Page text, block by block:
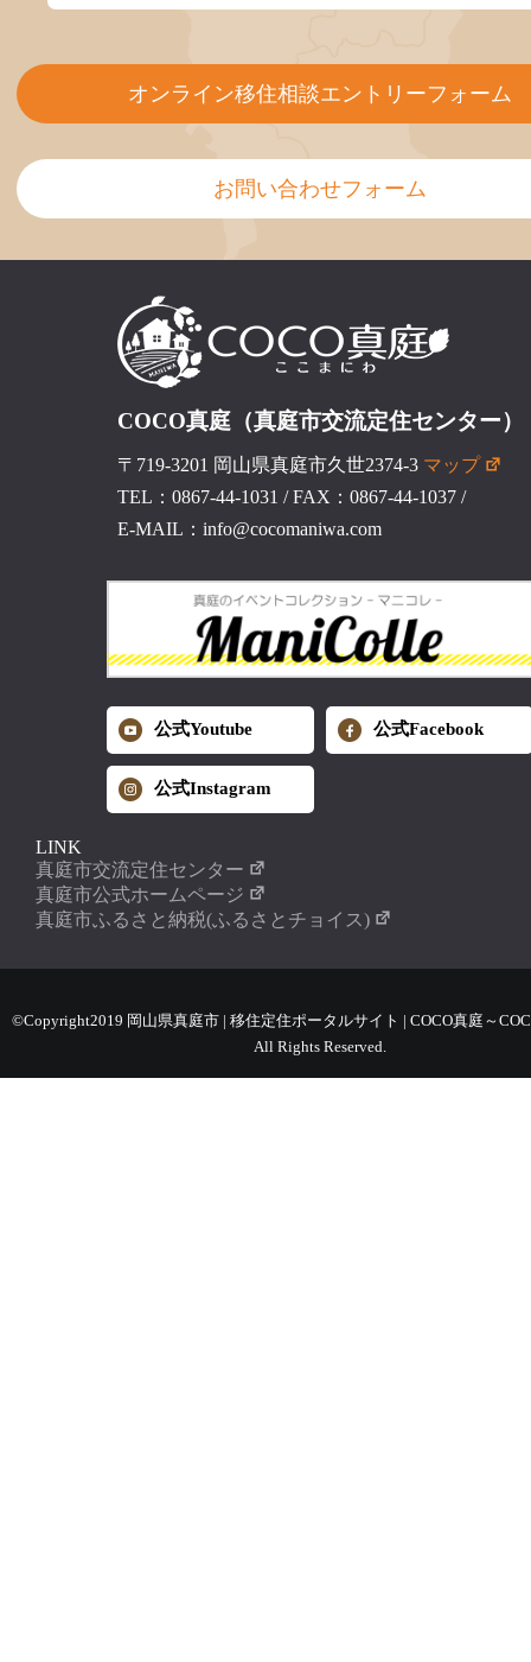
オンライン移住相談エントリーフォーム
お問い合わせフォーム
COCO真庭（真庭市交流定住センター）
〒719-3201 岡山県真庭市久世2374-3 マップ
TEL：0867-44-1031 /FAX：0867-44-1037/
E-MAIL：info@cocomaniwa.com
公式Youtube 公式Facebook
公式Instagram
LINK
真庭市交流定住センター
真庭市公式ホームページ
真庭市ふるさと納税(ふるさとチョイス)
©Copyright2019 岡山県真庭市 | 移住定住ポータルサイト | COCO真庭～
All Rights Reserved.